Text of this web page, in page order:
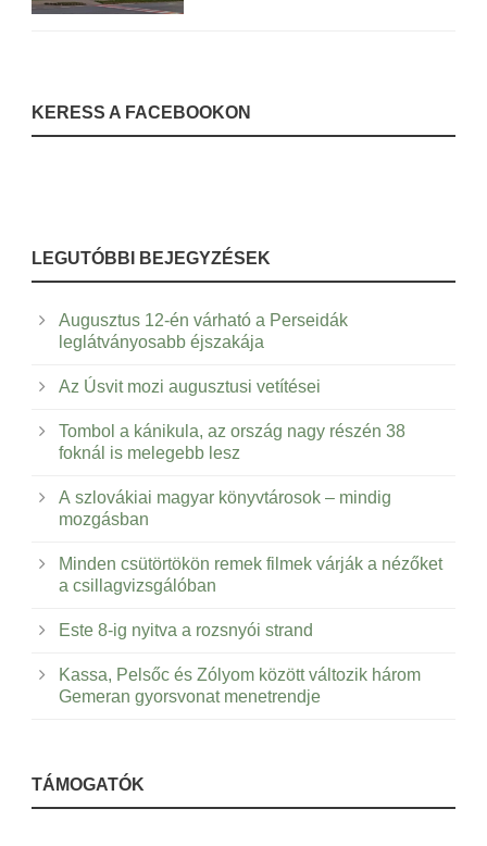
KERESS A FACEBOOKON
LEGUTÓBBI BEJEGYZÉSEK
Augusztus 12-én várható a Perseidák
leglátványosabb éjszakája
Az Úsvit mozi augusztusi vetítései
Tombol a kánikula, az ország nagy részén 38
foknál is melegebb lesz
A szlovákiai magyar könyvtárosok – mindig
mozgásban
Minden csütörtökön remek filmek várják a nézőket
a csillagvizsgálóban
Este 8-ig nyitva a rozsnyói strand
Kassa, Pelsőc és Zólyom között változik három
Gemeran gyorsvonat menetrendje
TÁMOGATÓK